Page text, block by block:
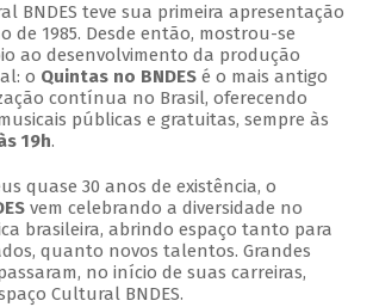
BNDES teve sua primeira apresentação
de 1985. Desde então, mostrou-se
ao desenvolvimento da produção
o Quintas no BNDESé o mais antigo
contínua no Brasil, oferecendo
públicas e gratuitas, sempre às
19h.
quase 30 anos de existência, o
vem celebrando a diversidade no
brasileira, abrindo espaço tanto para
quanto novos talentos. Grandes
no início de suas carreiras,
Cultural BNDES.